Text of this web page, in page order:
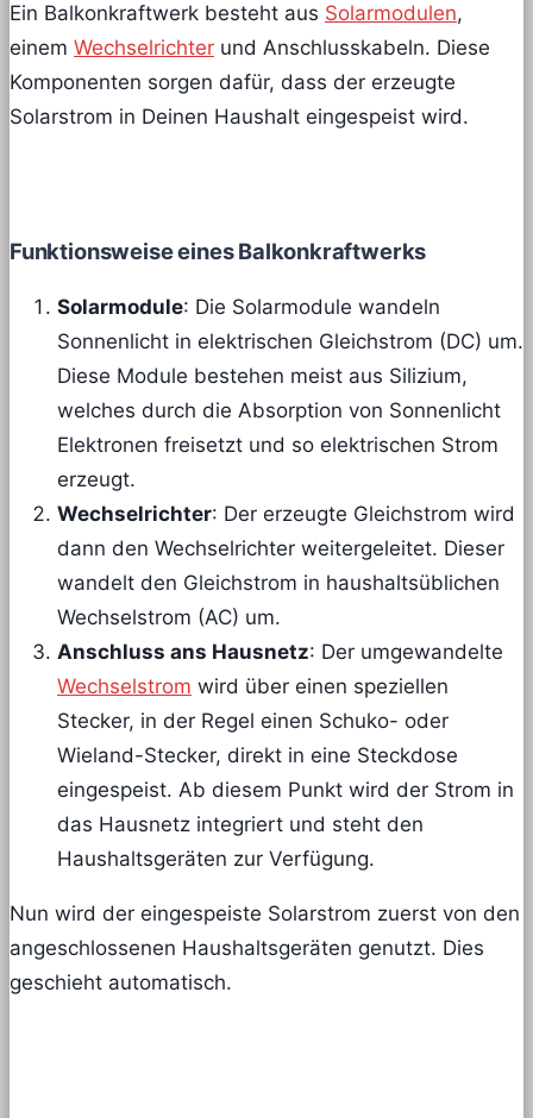
Ein Balkonkraftwerk besteht aus Solarmodulen,
einem Wechselrichter und Anschlusskabeln. Diese
Komponenten sorgen dafür, dass der erzeugte
Solarstrom in Deinen Haushalt eingespeist wird.
Funktionsweise eines Balkonkraftwerks
Solarmodule: Die Solarmodule wandeln
Sonnenlicht in elektrischen Gleichstrom (DC) um.
Diese Module bestehen meist aus Silizium,
welches durch die Absorption von Sonnenlicht
Elektronen freisetzt und so elektrischen Strom
erzeugt.
Wechselrichter: Der erzeugte Gleichstrom wird
dann den Wechselrichter weitergeleitet. Dieser
wandelt den Gleichstrom in haushaltsüblichen
Wechselstrom (AC) um.
Anschluss ans Hausnetz: Der umgewandelte
Wechselstrom wird über einen speziellen
Stecker, in der Regel einen Schuko- oder
Wieland-Stecker, direkt in eine Steckdose
eingespeist. Ab diesem Punkt wird der Strom in
das Hausnetz integriert und steht den
Haushaltsgeräten zur Verfügung​.
Nun wird der eingespeiste Solarstrom zuerst von den
angeschlossenen Haushaltsgeräten genutzt. Dies
geschieht automatisch.